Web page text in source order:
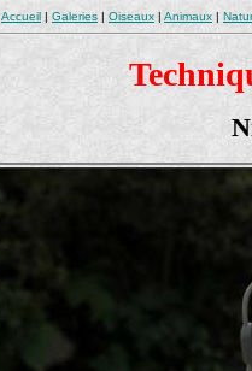
Accueil | Galeries | Oiseaux | Animaux |